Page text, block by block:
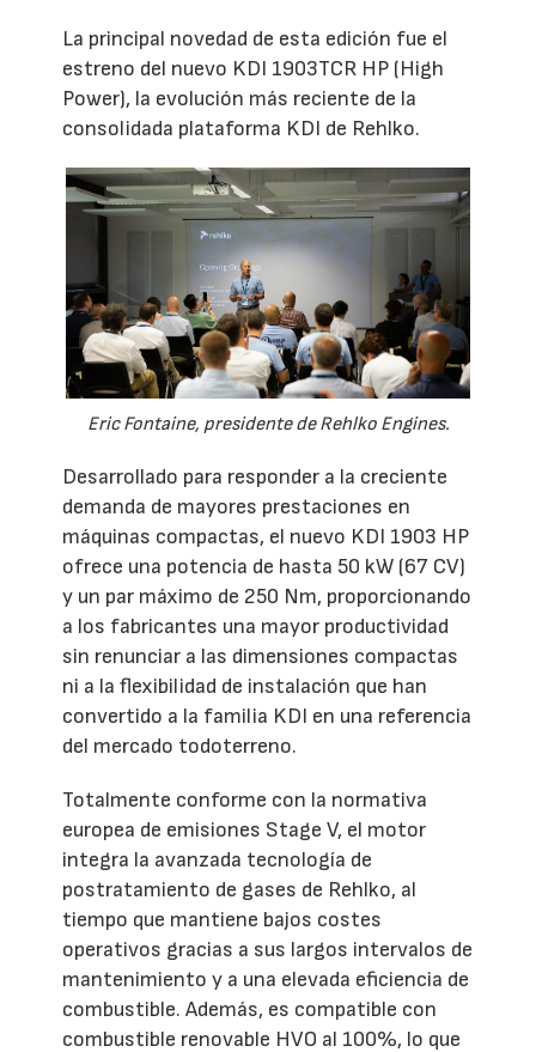
La principal novedad de esta edición fue el
estreno del nuevo KDI 1903TCR HP (High
Power), la evolución más reciente de la
consolidada plataforma KDI de Rehlko.
Eric Fontaine, presidente de Rehlko Engines.
Desarrollado para responder a la creciente
demanda de mayores prestaciones en
máquinas compactas, el nuevo KDI 1903 HP
ofrece una potencia de hasta 50 kW (67 CV)
y un par máximo de 250 Nm, proporcionando
a los fabricantes una mayor productividad
sin renunciar a las dimensiones compactas
ni a la flexibilidad de instalación que han
convertido a la familia KDI en una referencia
del mercado todoterreno.
Totalmente conforme con la normativa
europea de emisiones Stage V, el motor
integra la avanzada tecnología de
postratamiento de gases de Rehlko, al
tiempo que mantiene bajos costes
operativos gracias a sus largos intervalos de
mantenimiento y a una elevada eficiencia de
combustible. Además, es compatible con
combustible renovable HVO al 100%, lo que